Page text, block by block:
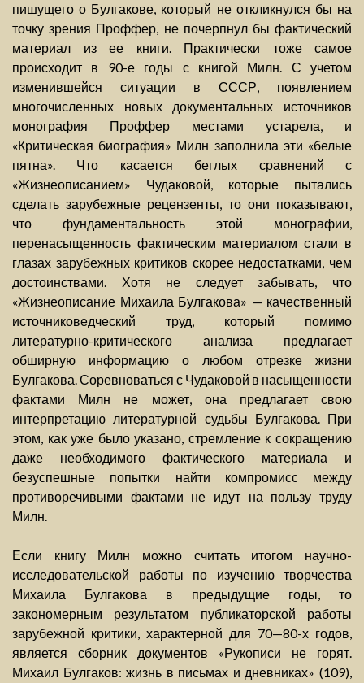
пишущего о Булгакове, который не откликнулся бы на
точку зрения Проффер, не почерпнул бы фактический
материал из ее книги. Практически тоже самое
происходит в 90-е годы с книгой Милн. С учетом
изменившейся ситуации в СССР, появлением
многочисленных новых документальных источников
монография Проффер местами устарела, и
«Критическая биография» Милн заполнила эти «белые
пятна». Что касается беглых сравнений с
«Жизнеописанием» Чудаковой, которые пытались
сделать зарубежные рецензенты, то они показывают,
что фундаментальность этой монографии,
перенасыщенность фактическим материалом стали в
глазах зарубежных критиков скорее недостатками, чем
достоинствами. Хотя не следует забывать, что
«Жизнеописание Михаила Булгакова» — качественный
источниковедческий труд, который помимо
литературно-критического анализа предлагает
обширную информацию о любом отрезке жизни
Булгакова. Соревноваться с Чудаковой в насыщенности
фактами Милн не может, она предлагает свою
интерпретацию литературной судьбы Булгакова. При
этом, как уже было указано, стремление к сокращению
даже необходимого фактического материала и
безуспешные попытки найти компромисс между
противоречивыми фактами не идут на пользу труду
Милн.
Если книгу Милн можно считать итогом научно-
исследовательской работы по изучению творчества
Михаила Булгакова в предыдущие годы, то
закономерным результатом публикаторской работы
зарубежной критики, характерной для 70—80-х годов,
является сборник документов «Рукописи не горят.
Михаил Булгаков: жизнь в письмах и дневниках» (109),